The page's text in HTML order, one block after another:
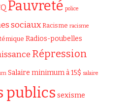
Pauvreté police
sociauxRacisme racisme
Radios-poubelles
Répression
Salaire minimum à 15$ salaire
publics sexisme